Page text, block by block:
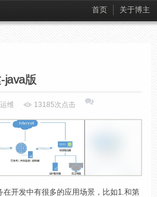
首页 关于博主
java版
维 13185次点击
在开发中有很多的应用场景，比如1.和第